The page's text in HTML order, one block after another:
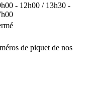
- 12h00 / 13h30 -
de piquet de nos